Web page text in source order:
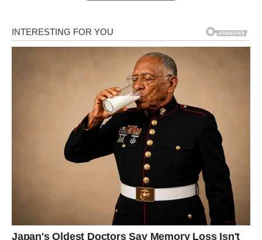
Moguć je dodatni priliv novca ili rješenje finansijskog
pitanja koje vas je dugo opterećivalo. Osjećaćete veliko
BLIZANCI
Blizanci ulaze u period novih prilika. Posebno su
naglašeni poslovi povezani sa komunikacijom,
internetom, prodajom i radom sa ljudima.
Jedan razgovor mogao bi otvoriti vrata saradnji koja
donosi mnogo više koristi nego što trenutno očekujete.